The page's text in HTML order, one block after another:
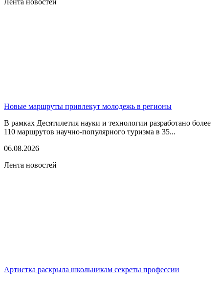
Новые маршруты привлекут молодежь в регионы
В рамках Десятилетия науки и технологии разработано более
110 маршрутов научно-популярного туризма в 35...
06.08.2026
Лента новостей
Артистка раскрыла школьникам секреты профессии